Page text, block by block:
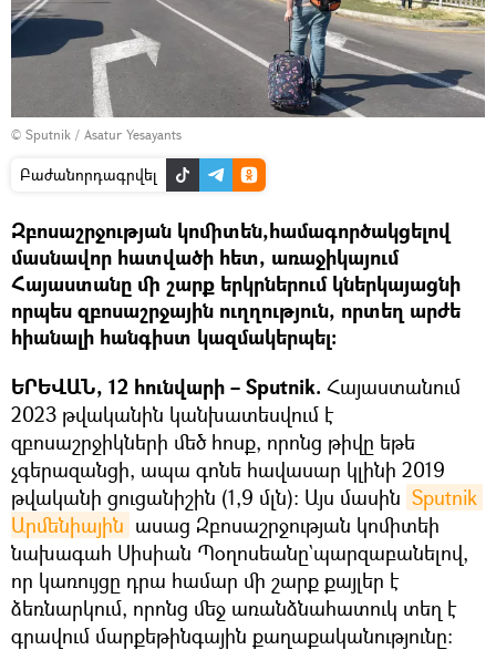
© Sputnik / Asatur Yesayants
Բաժանորդագրվել
Զբոսաշրջության կոմիտեն,համագործակցելով
մասնավոր հատվածի հետ, առաջիկայում
Հայաստանը մի շարք երկրներում կներկայացնի
որպես զբոսաշրջային ուղղություն, որտեղ արժե
հիանալի հանգիստ կազմակերպել։
ԵՐԵՎԱՆ, 12 հունվարի – Sputnik. Հայաստանում
2023 թվականին կանխատեսվում է
զբոսաշրջիկների մեծ հոսք, որոնց թիվը եթե
չգերազանցի, ապա գոնե հավասար կլինի 2019
թվականի ցուցանիշին (1,9 մլն)։ Այս մասին Sputnik
Արմենիային ասաց Զբոսաշրջության կոմիտեի
նախագահ Սիսիան Պօղոսեանը`պարզաբանելով,
որ կառույցը դրա համար մի շարք քայլեր է
ձեռնարկում, որոնց մեջ առանձնահատուկ տեղ է
գրավում մարքեթինգային քաղաքականությունը։